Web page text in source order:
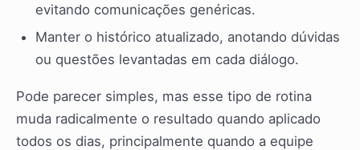
evitando comunicações genéricas.
Manter o histórico atualizado, anotando dúvidas
ou questões levantadas em cada diálogo.
Pode parecer simples, mas esse tipo de rotina
muda radicalmente o resultado quando aplicado
todos os dias, principalmente quando a equipe